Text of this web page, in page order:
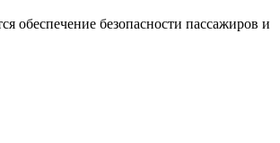
обеспечение безопасности пассажиров и